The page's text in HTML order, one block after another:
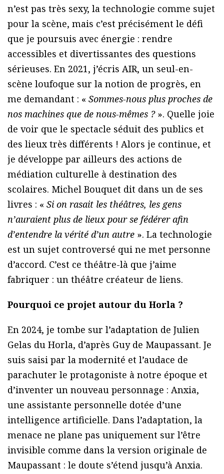
n’est pas très sexy, la technologie comme sujet
pour la scène, mais c’est précisément le défi
que je poursuis avec énergie : rendre
accessibles et divertissantes des questions
sérieuses. En 2021, j’écris AIR, un seul-en-
scène loufoque sur la notion de progrès, en
me demandant : « Sommes-nous plus proches de
nos machines que de nous-mêmes ? ». Quelle joie
de voir que le spectacle séduit des publics et
des lieux très différents ! Alors je continue, et
je développe par ailleurs des actions de
médiation culturelle à destination des
scolaires. Michel Bouquet dit dans un de ses
livres : « Si on rasait les théâtres, les gens
n’auraient plus de lieux pour se fédérer afin
d’entendre la vérité d’un autre ». La technologie
est un sujet controversé qui ne met personne
d’accord. C’est ce théâtre-là que j’aime
fabriquer : un théâtre créateur de liens.
Pourquoi ce projet autour du Horla ?
En 2024, je tombe sur l’adaptation de Julien
Gelas du Horla, d’après Guy de Maupassant. Je
suis saisi par la modernité et l’audace de
parachuter le protagoniste à notre époque et
d’inventer un nouveau personnage : Anxia,
une assistante personnelle dotée d’une
intelligence artificielle. Dans l’adaptation, la
menace ne plane pas uniquement sur l’être
invisible comme dans la version originale de
Maupassant : le doute s’étend jusqu’à Anxia.